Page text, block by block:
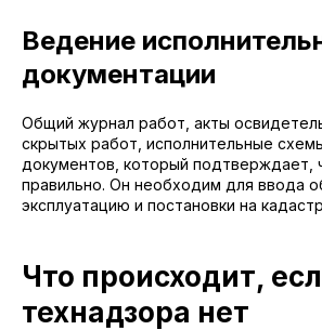
Ведение
документации
Общий журнал работ, акты
скрытых работ, исполнительные
документов, который подтверждает,
правильно. Он необходим для ввода
эксплуатацию и постановки на
Что происходит,
технадзора нет